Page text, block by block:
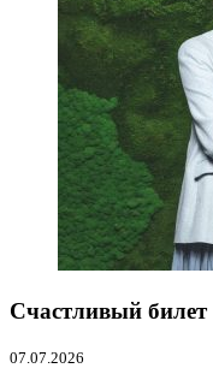
Счастливый билет
07.07.2026